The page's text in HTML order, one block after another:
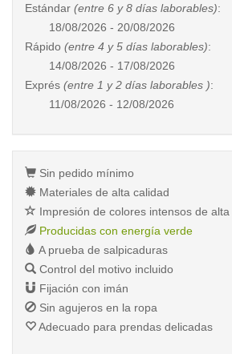
Estándar (entre 6 y 8 días laborables):
18/08/2026 - 20/08/2026
Rápido (entre 4 y 5 días laborables):
14/08/2026 - 17/08/2026
Exprés (entre 1 y 2 días laborables ):
11/08/2026 - 12/08/2026
Sin pedido mínimo
Materiales de alta calidad
Impresión de colores intensos de
Producidas con energía verde
A prueba de salpicaduras
Control del motivo incluido
Fijación con imán
Sin agujeros en la ropa
Adecuado para prendas delicadas